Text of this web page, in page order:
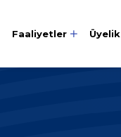
Faaliyetler Üyelik